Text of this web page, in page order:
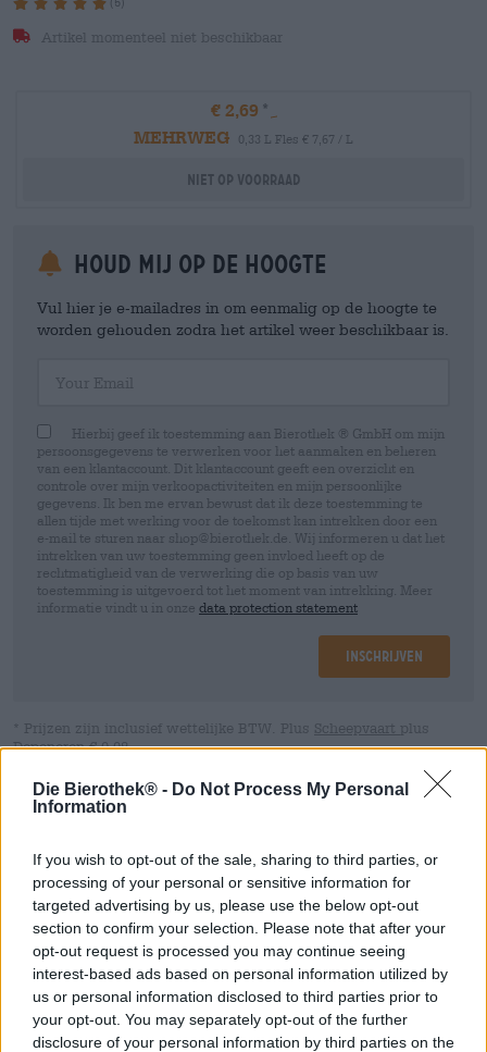
Die Bierothek® - Do Not Process My Personal
Information
If you wish to opt-out of the sale, sharing to third parties, or
processing of your personal or sensitive information for
targeted advertising by us, please use the below opt-out
section to confirm your selection. Please note that after your
opt-out request is processed you may continue seeing
interest-based ads based on personal information utilized by
us or personal information disclosed to third parties prior to
your opt-out. You may separately opt-out of the further
disclosure of your personal information by third parties on the
Artikel momenteel niet beschikbaar
€ 2,69
MEHRWEG
0,33 L Fles € 7,67 / L
Niet op voorraad
Houd mij op de hoogte
Vul hier je e-mailadres in om eenmalig op de hoogte te
worden gehouden zodra het artikel weer beschikbaar is.
Hierbij geef ik toestemming aan Bierothek ® GmbH om mijn
persoonsgegevens te verwerken voor het aanmaken en beheren
van een klantaccount. Dit klantaccount geeft een overzicht en
controle over mijn verkoopactiviteiten en mijn persoonlijke
gegevens. Ik ben me ervan bewust dat ik deze toestemming te
allen tijde met werking voor de toekomst kan intrekken door een
e-mail te sturen naar shop@bierothek.de. Wij informeren u dat het
intrekken van uw toestemming geen invloed heeft op de
rechtmatigheid van de verwerking die op basis van uw
toestemming is uitgevoerd tot het moment van intrekking. Meer
informatie vindt u in onze data protection statement
Inschrijven
* Prijzen zijn inclusief wettelijke BTW. Plus Scheepvaart plus
Deponeren€ 0,08
Tevreden
0,33 Liter Fles
Brauerei
FX Bier
Bierothek® ID
10360001